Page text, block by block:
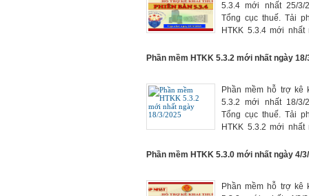
5.3.4 mới nhất 25/3/
Tổng cục thuế. Tải
HTKK 5.3.4 mới nhất
mới nhất năm 2025.
Phần mềm HTKK 5.3.2 mới nhất ngày 18/
Phần mềm hỗ trợ kê
5.3.2 mới nhất 18/3/
Tổng cục thuế. Tải
HTKK 5.3.2 mới nhất
mới nhất năm 2025.
Phần mềm HTKK 5.3.0 mới nhất ngày 4/
Phần mềm hỗ trợ kê